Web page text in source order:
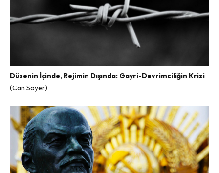
Düzenin İçinde, Rejimin Dışında: Gayri-Devrimciliğin Krizi
(Can Soyer)